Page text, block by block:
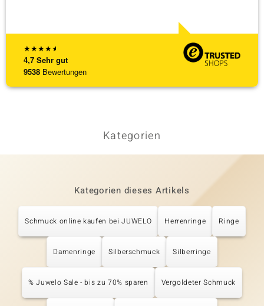
★★★★★
4,7 Sehr gut
9538 Bewertungen
Kategorien
Kategorien dieses Artikels
Schmuck online kaufen bei JUWELO Herrenringe Ringe
Damenringe Silberschmuck Silberringe
% Juwelo Sale - bis zu 70% sparen Vergoldeter Schmuck